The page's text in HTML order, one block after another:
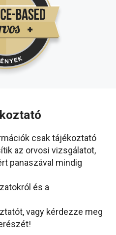
csak tájékoztató
az orvosi vizsgálatot,
panaszával mindig
és a
vagy kérdezze meg